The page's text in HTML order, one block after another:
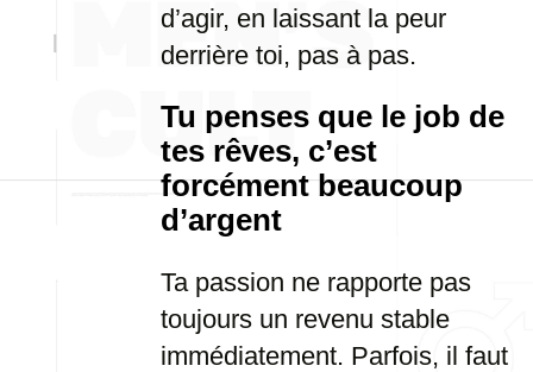
d’agir, en laissant la peur
derrière toi, pas à pas.
Tu penses que le job de
tes rêves, c’est
forcément beaucoup
d’argent
Ta passion ne rapporte pas
toujours un revenu stable
immédiatement. Parfois, il faut